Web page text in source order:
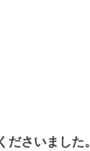
さいました。